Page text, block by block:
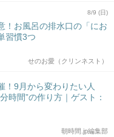
8/9 (日)
！お風呂の排水口の「にお
習慣3つ
せのお愛（クリンネスト）
！9月から変わりたい人
時間”の作り方｜ゲスト：
朝時間.jp編集部